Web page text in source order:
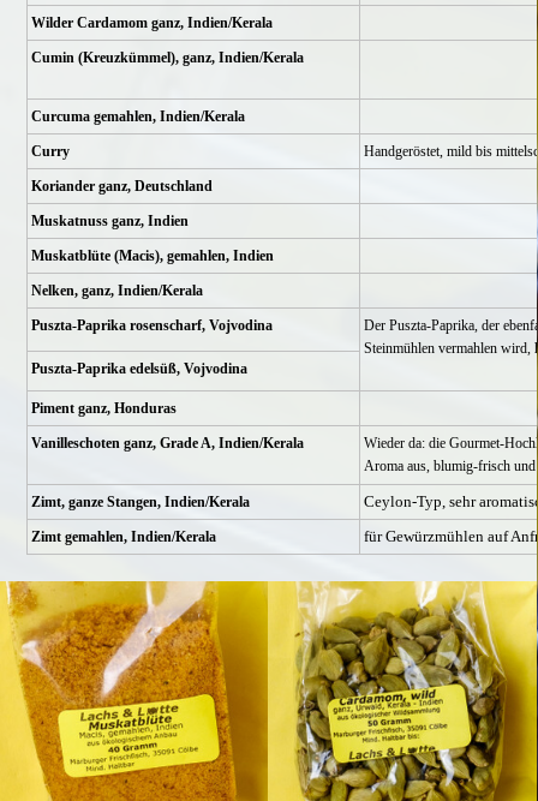
Wilder Cardamom ganz, Indien/Kerala
Cumin (Kreuzkümmel), ganz, Indien/Kerala
Curcuma gemahlen, Indien/Kerala
Curry Handgeröstet, mild bis
Koriander ganz, Deutschland
Muskatnuss ganz, Indien
Muskatblüte (Macis), gemahlen, Indien
Nelken, ganz, Indien/Kerala
Puszta-Paprika rosenscharf, Vojvodina
Der Puszta-Paprika, der
Steinmühlen vermahlen wird,
Puszta-Paprika edelsüß, Vojvodina
Piment ganz, Honduras
Vanilleschoten ganz, Grade A, Indien/Kerala
Wieder da: die Gourmet-
Aroma aus, blumig-frisch und
Zimt, ganze Stangen, Indien/Kerala Ceylon-Typ, sehr
Zimt gemahlen, Indien/Kerala für Gewürzmühlen auf